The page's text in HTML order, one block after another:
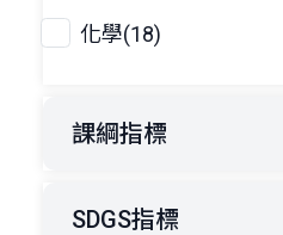
化學(18)
課綱指標
SDGS指標